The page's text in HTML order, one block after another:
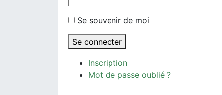
Se souvenir de moi
Se connecter
Inscription
Mot de passe oublié ?